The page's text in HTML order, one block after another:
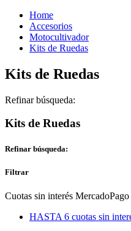
Home
Accesorios
Motocultivador
Kits de Ruedas
Kits de Ruedas
Refinar búsqueda:
Kits de Ruedas
Refinar búsqueda:
Filtrar
Cuotas sin interés MercadoPago
HASTA 6 cuotas sin